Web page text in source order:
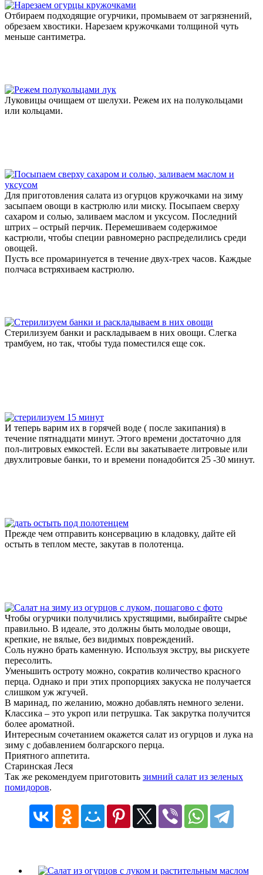
Отбираем подходящие огурчики, промываем от загрязнений,
обрезаем хвостики. Нарезаем кружочками толщиной чуть
меньше сантиметра.
Луковицы очищаем от шелухи. Режем их на полукольцами
или кольцами.
Для приготовления салата из огурцов кружочками на зиму
засыпаем овощи в кастрюлю или миску. Посыпаем сверху
сахаром и солью, заливаем маслом и уксусом. Последний
штрих – острый перчик. Перемешиваем содержимое
кастрюли, чтобы специи равномерно распределились среди
овощей.
Пусть все промаринуется в течение двух-трех часов. Каждые
полчаса встряхиваем кастрюлю.
Стерилизуем банки и раскладываем в них овощи. Слегка
трамбуем, но так, чтобы туда поместился еще сок.
И теперь варим их в горячей воде ( после закипания) в
течение пятнадцати минут. Этого времени достаточно для
пол-литровых емкостей. Если вы закатываете литровые или
двухлитровые банки, то и времени понадобится 25 -30 минут.
Прежде чем отправить консервацию в кладовку, дайте ей
остыть в теплом месте, закутав в полотенца.
Чтобы огурчики получились хрустящими, выбирайте сырье
правильно. В идеале, это должны быть молодые овощи,
крепкие, не вялые, без видимых повреждений.
Соль нужно брать каменную. Используя экстру, вы рискуете
пересолить.
Уменьшить остроту можно, сократив количество красного
перца. Однако и при этих пропорциях закуска не получается
слишком уж жгучей.
В маринад, по желанию, можно добавлять немного зелени.
Классика – это укроп или петрушка. Так закрутка получится
более ароматной.
Интересным сочетанием окажется салат из огурцов и лука на
зиму с добавлением болгарского перца.
Приятного аппетита.
Старинская Леся
Так же рекомендуем приготовить зимний салат из зеленых
помидоров.